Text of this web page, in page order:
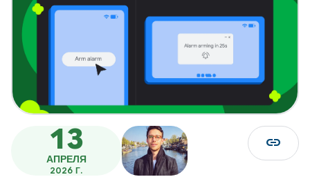
13
АПРЕЛЯ
2026 Г.
link